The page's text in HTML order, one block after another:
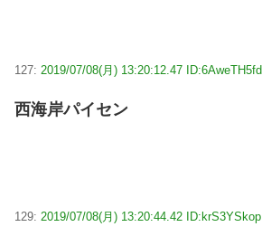
127: 2019/07/08(月) 13:20:12.47 ID:6AweTH5fd
西海岸パイセン
129: 2019/07/08(月) 13:20:44.42 ID:krS3YSkop